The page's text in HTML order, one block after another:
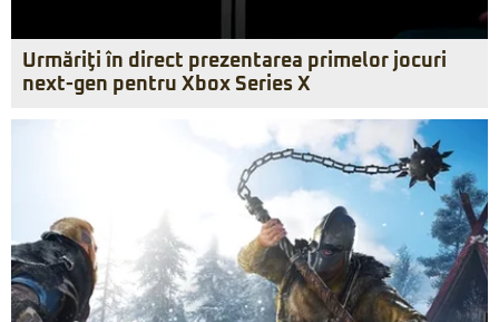
Urmăriţi în direct prezentarea primelor jocuri
next-gen pentru Xbox Series X